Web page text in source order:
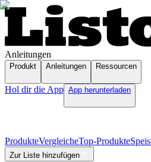
Anleitungen
Produkt Anleitungen Ressourcen
Hol dir die App App herunterladen
ProdukteVergleicheTop-Produkte
Zur Liste hinzufügen